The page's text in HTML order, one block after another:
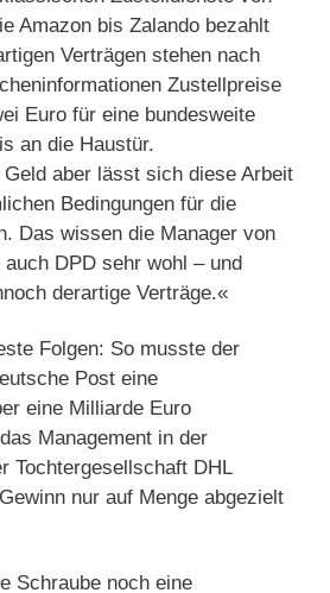
Amazon bis Zalando bezahlt
Verträgen stehen nach
Zustellpreise
Euro für eine bundesweite
an die Haustür.
aber lässt sich diese Arbeit
Bedingungen für die
Das wissen die Manager von
DPD sehr wohl – und
derartige Verträge.«
Folgen: So musste der
Post eine
eine Milliarde Euro
Management in der
Tochtergesellschaft DHL
nur auf Menge abgezielt
Schraube noch eine